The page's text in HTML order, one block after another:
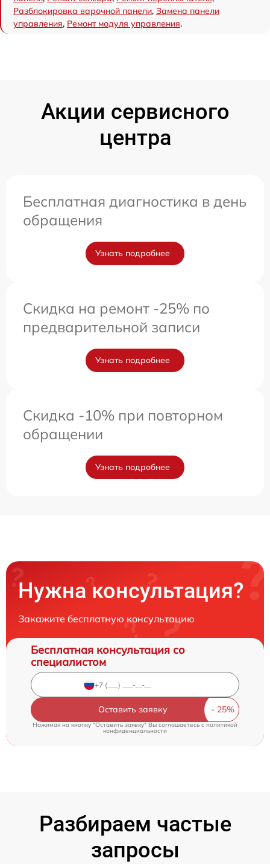
Разблокировка варочной панели, Замена панели
управления, Ремонт модуля управления.
Акции сервисного
центра
Бесплатная диагностика в день
обращения
Узнать подробнее
Скидка на ремонт -25% по
предварительной записи
Узнать подробнее
Скидка -10% при повторном
обращении
Узнать подробнее
Нужна консультация?
Закажите бесплатную консультацию
Бесплатная консультация со
специалистом
Оставить заявку
Нажимая на кнопку "Оставить заявку" Вы соглашаетесь c политикой
конфиденциальности
Разбираем частые
запросы